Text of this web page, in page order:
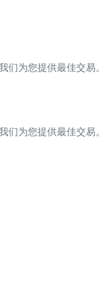
们为您提供最佳交易。
们为您提供最佳交易。